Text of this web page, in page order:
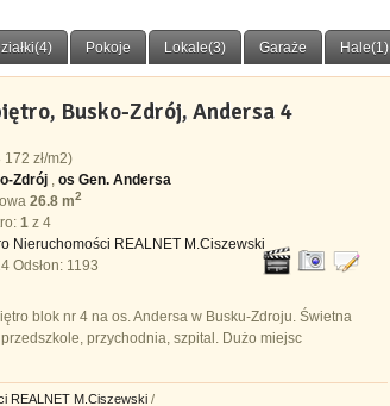
Pokoje Lokale(3) Garaże Hale(1)
Busko-Zdrój, Andersa 4
zł/m2)
Zdrój , os Gen. Andersa
26.8 m2
1 z 4
Nieruchomości REALNET M.Ciszewski
Odsłon: 1193
blok nr 4 na os. Andersa w Busku-Zdroju. Świetna
przychodnia, szpital. Dużo miejsc
REALNET M.Ciszewski /